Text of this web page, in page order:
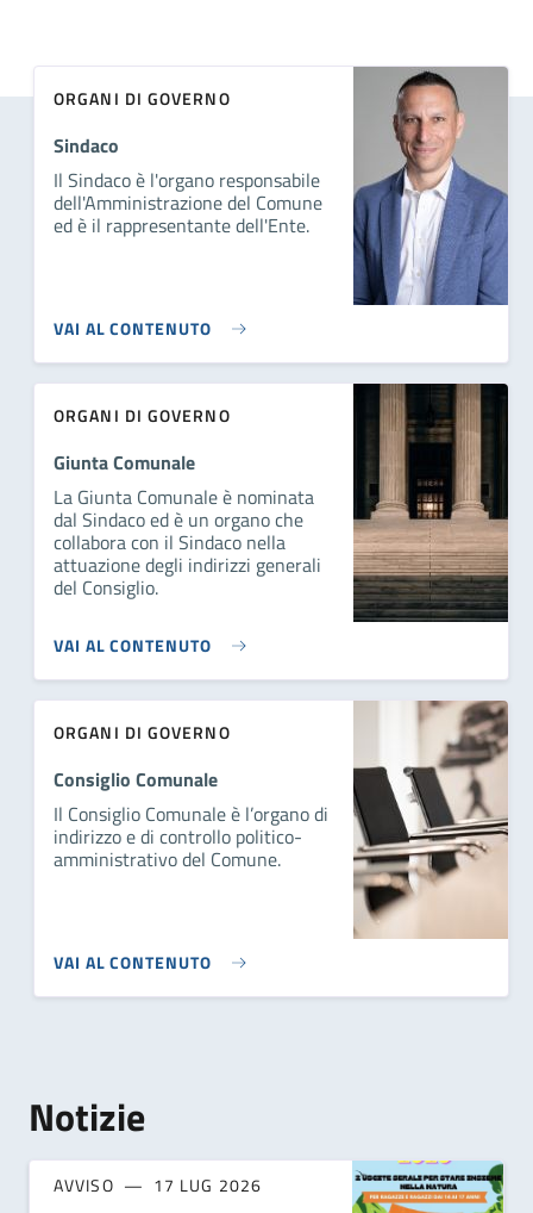
ORGANI DI GOVERNO
Sindaco
Il Sindaco è l'organo responsabile
dell'Amministrazione del Comune
ed è il rappresentante dell'Ente.
VAI AL CONTENUTO
ORGANI DI GOVERNO
Giunta Comunale
La Giunta Comunale è nominata
dal Sindaco ed è un organo che
collabora con il Sindaco nella
attuazione degli indirizzi generali
del Consiglio.
VAI AL CONTENUTO
ORGANI DI GOVERNO
Consiglio Comunale
Il Consiglio Comunale è l’organo di
indirizzo e di controllo politico-
amministrativo del Comune.
VAI AL CONTENUTO
Notizie
AVVISO 17 LUG 2026